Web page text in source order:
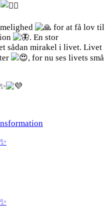
for at få lov til
. En stor
sådan mirakel i livet. Livet
, for nu ses livets små